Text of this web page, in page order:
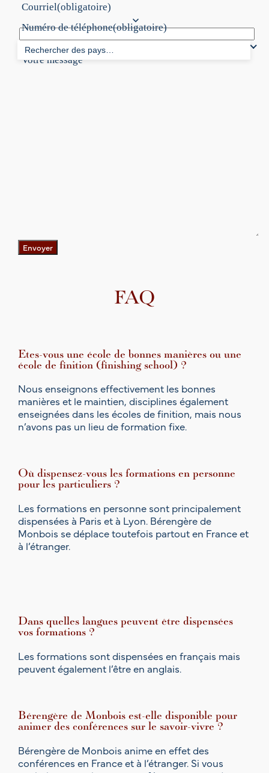
Courriel(obligatoire)
Numéro de téléphone(obligatoire)
Quelle est la nature de votre demande ?
Votre message
Envoyer
FAQ
Etes-vous une école de bonnes manières ou une
école de finition (finishing school) ?
Nous enseignons effectivement les bonnes
manières et le maintien, disciplines également
enseignées dans les écoles de finition, mais nous
n’avons pas un lieu de formation fixe.
Où dispensez-vous les formations en personne
pour les particuliers ?
Les formations en personne sont principalement
dispensées à Paris et à Lyon. Bérengère de
Monbois se déplace toutefois partout en France et
à l’étranger.
Dans quelles langues peuvent être dispensées
vos formations ?
Les formations sont dispensées en français mais
peuvent également l’être en anglais.
Bérengère de Monbois est-elle disponible pour
animer des conférences sur le savoir-vivre ?
Bérengère de Monbois anime en effet des
conférences en France et à l’étranger. Si vous